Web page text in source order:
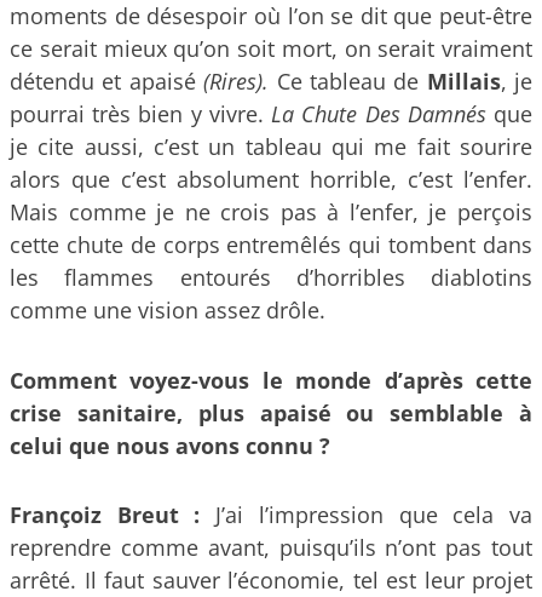
moments de désespoir où l’on se dit que peut-être
ce serait mieux qu’on soit mort, on serait vraiment
détendu et apaisé(Rires). Ce tableau de Millais, je
pourrai très bien y vivre.La Chute Des Damnésque
je cite aussi, c’est un tableau qui me fait sourire
alors que c’est absolument horrible, c’est l’enfer.
Mais comme je ne crois pas à l’enfer, je perçois
cette chute de corps entremêlés qui tombent dans
les flammes entourés d’horribles diablotins
comme une vision assez drôle.
Comment voyez-vous le monde d’après cette
crise sanitaire, plus apaisé ou semblable à
celui que nous avons connu ?
Françoiz Breut : J’ai l’impression que cela va
reprendre comme avant, puisqu’ils n’ont pas tout
arrêté. Il faut sauver l’économie, tel est leur projet